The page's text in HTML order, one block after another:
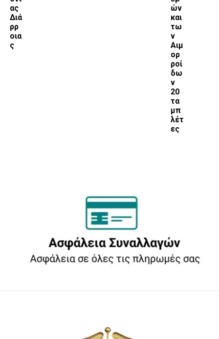
ας
Διά
ρρ
οια
ς
ών
και
τω
ν
Αιμ
ορ
ροί
δω
ν
20
τα
μπ
λέτ
ες